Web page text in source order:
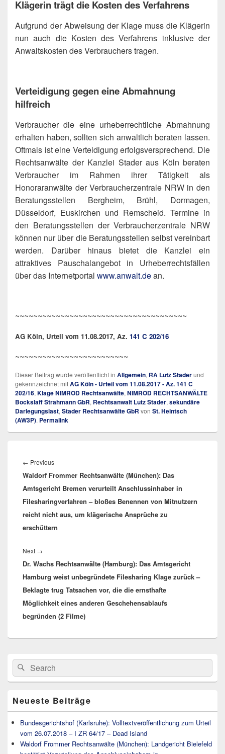
Klägerin trägt die Kosten des Verfahrens
Aufgrund der Abweisung der Klage muss die Klägerin
nun auch die Kosten des Verfahrens inklusive der
Anwaltskosten des Verbrauchers tragen.
Verteidigung gegen eine Abmahnung
hilfreich
Verbraucher die eine urheberrechtliche Abmahnung
erhalten haben, sollten sich anwaltlich beraten lassen.
Oftmals ist eine Verteidigung erfolgsversprechend. Die
Rechtsanwälte der Kanzlei Stader aus Köln beraten
Verbraucher im Rahmen ihrer Tätigkeit als
Honoraranwälte der Verbraucherzentrale NRW in den
Beratungsstellen Bergheim, Brühl, Dormagen,
Düsseldorf, Euskirchen und Remscheid. Termine in
den Beratungsstellen der Verbraucherzentrale NRW
können nur über die Beratungsstellen selbst vereinbart
werden. Darüber hinaus bietet die Kanzlei ein
attraktives Pauschalangebot in Urheberrechtsfällen
über das Internetportal www.anwalt.dean.
~~~~~~~~~~~~~~~~~~~~~~~~~~~~~~~~~~~~~~
AG Köln, Urteil vom 11.08.2017, Az. 141 C 202/16
~~~~~~~~~~~~~~~~~~~~~~~~~
Dieser Beitrag wurde veröffentlicht in Allgemein, RA Lutz Staderund
gekennzeichnet mitAG Köln - Urteil vom 11.08.2017 - Az. 141 C
202/16, Klage NIMROD Rechtsanwälte, NIMROD RECHTSANWÄLTE
Bockslaff Strahmann GbR, Rechtsanwalt Lutz Stader, sekundäre
Darlegungslast, Stader Rechtsanwälte GbR von St. Heintsch
(AW3P). Permalink
Navigation
← Previous
post:
Waldorf Frommer Rechtsanwälte (München): Das
Amtsgericht Bremen verurteilt Anschlussinhaber in
Filesharingverfahren – bloßes Benennen von Mitnutzern
reicht nicht aus, um klägerische Ansprüche zu
erschüttern
Next →
post:
Dr. Wachs Rechtsanwälte (Hamburg): Das Amtsgericht
Hamburg weist unbegründete Filesharing Klage zurück –
Beklagte trug Tatsachen vor, die die ernsthafte
Möglichkeit eines anderen Geschehensablaufs
begründen (2 Filme)
Primärer
Seitenleisten
Widget-
Bereich
Search
for:
Suche
Neueste Beiträge
Bundesgerichtshof (Karlsruhe): Volltextveröffentlichung zum Urteil
vom 26.07.2018 – I ZR 64/17 – Dead Island
Waldorf Frommer Rechtsanwälte (München): Landgericht Bielefeld